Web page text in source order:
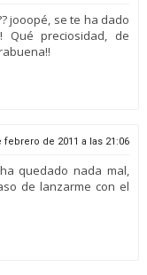
jooopé, se te ha dado
Qué preciosidad, de
febrero de 2011 a las 21:06
quedado nada mal,
de lanzarme con el